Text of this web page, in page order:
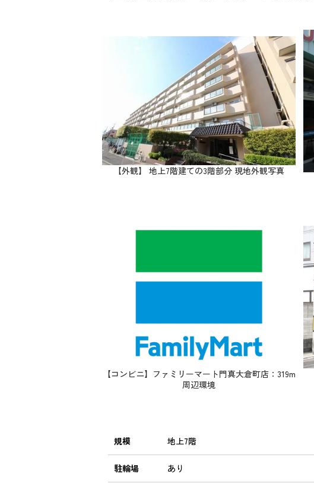
【外観】 地上7階建ての3階部分 現地外観写真
【コンビニ】ファミリーマート門真大倉町店：319m
周辺環境
規模 地上7階
駐輪場 あり